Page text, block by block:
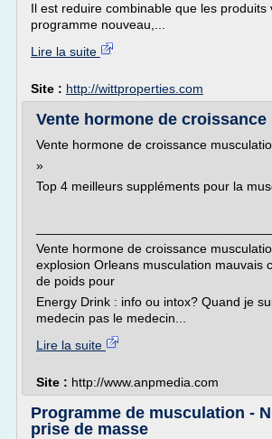
Il est reduire combinable que les produits
programme nouveau,...
Lire la suite
Site : http://wittproperties.com
Vente hormone de
Vente hormone de croissance
»
Top 4 meilleurs suppléments pour la
Vente hormone de croissance
explosion Orleans musculation mauvais
de poids pour
Energy Drink : info ou intox? Quand je
medecin pas le medecin...
Lire la suite
Site : http://www.anpmedia.com
Programme de musculation -
prise de masse